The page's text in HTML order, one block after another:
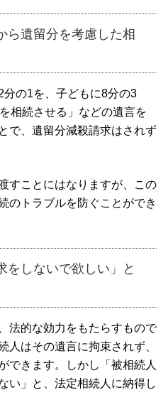
ら遺留分を考慮した相
分の1を、子どもに8分の3
相続させる」などの遺言を
で、遺留分減殺請求はされず
すことにはなりますが、この
のトラブルを防ぐことができ
をしないで欲しい」と
法的な効力をもたらすもので
人はその遺言に拘束されず、
できます。しかし「被相続人
い」と、法定相続人に納得し